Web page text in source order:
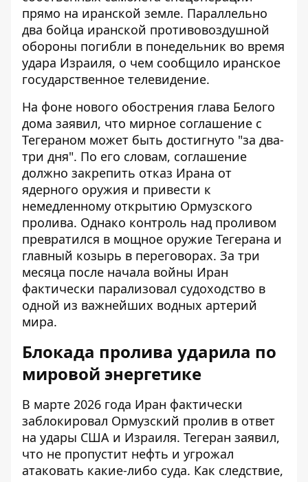
прямо на иранской земле. Параллельно
два бойца иранской противовоздушной
обороны погибли в понедельник во время
удара Израиля, о чем сообщило иранское
государственное телевидение.
На фоне нового обострения глава Белого
дома заявил, что мирное соглашение с
Тегераном может быть достигнуто "за два-
три дня". По его словам, соглашение
должно закрепить отказ Ирана от
ядерного оружия и привести к
немедленному открытию Ормузского
пролива. Однако контроль над проливом
превратился в мощное оружие Тегерана и
главный козырь в переговорах. За три
месяца после начала войны Иран
фактически парализовал судоходство в
одной из важнейших водных артерий
мира.
Блокада пролива ударила по
мировой энергетике
В марте 2026 года Иран фактически
заблокировал Ормузский пролив в ответ
на удары США и Израиля. Тегеран заявил,
что не пропустит нефть и угрожал
атаковать какие-либо суда. Как следствие,